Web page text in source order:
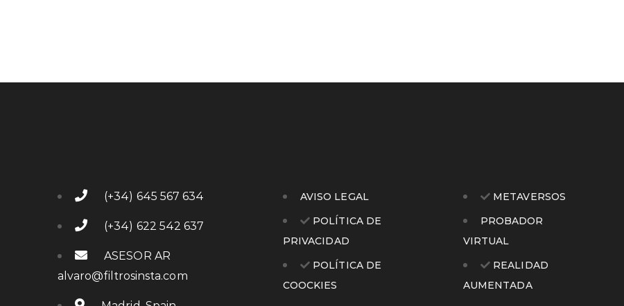
(+34) 645 567 634
(+34) 622 542 637
ASESOR AR
alvaro@filtrosinsta.com
AVISO LEGAL
POLÍTICA DE
PRIVACIDAD
POLÍTICA DE
COOCKIES
METAVERSOS
PROBADOR
VIRTUAL
REALIDAD
AUMENTADA